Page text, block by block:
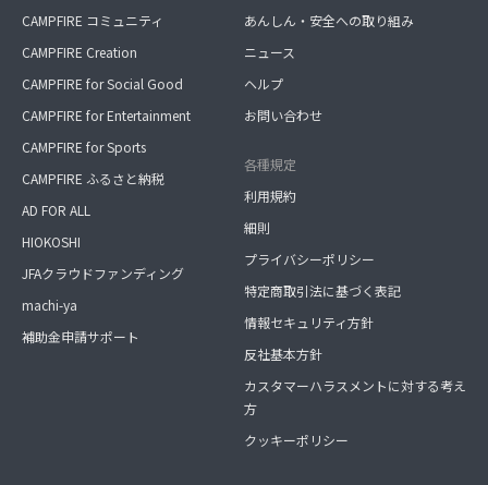
CAMPFIRE コミュニティ
CAMPFIRE Creation
CAMPFIRE for Social Good
CAMPFIRE for Entertainment
CAMPFIRE for Sports
CAMPFIRE ふるさと納税
AD FOR ALL
HIOKOSHI
JFAクラウドファンディング
machi-ya
補助金申請サポート
あんしん・安全への取り組み
ニュース
ヘルプ
お問い合わせ
各種規定
利用規約
細則
プライバシーポリシー
特定商取引法に基づく表記
情報セキュリティ方針
反社基本方針
カスタマーハラスメントに対する考え
方
クッキーポリシー